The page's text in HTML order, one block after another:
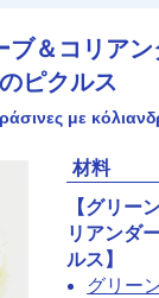
ブ＆コリア
のピクルス
με
材料
【グリー
リアンダ
ルス】
グリー